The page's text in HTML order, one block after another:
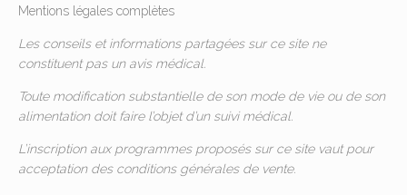
Mentions légales complètes
Les conseils et informations partagées sur ce site ne
constituent pas un avis médical.
Toute modification substantielle de son mode de vie ou de son
alimentation doit faire l’objet d’un suivi médical.
L’inscription aux programmes proposés sur ce site vaut pour
acceptation des conditions générales de vente.